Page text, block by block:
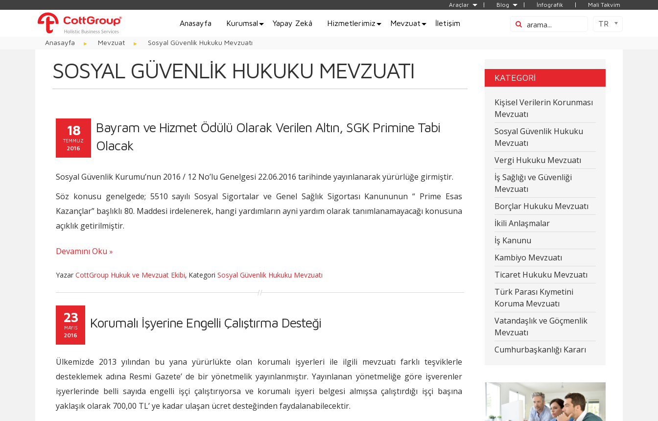
Araçlar Blog İnfografik Mali Takvim
Anasayfa Kurumsal Yapay Zekâ Hizmetlerimiz Mevzuat İletişim TR
Anasayfa Mevzuat Sosyal Güvenlik Hukuku Mevzuatı
SOSYAL GÜVENLIK HUKUKU MEVZUATI
18
TEMMUZ
2016
Bayram ve Hizmet Ödülü Olarak Verilen Altın, SGK Primine Tabi
Olacak
Sosyal Güvenlik Kurumu’nun 2016 / 12 No’lu Genelgesi 22.06.2016 tarihinde yayınlanarak yürürlüğe girmiştir.
Söz konusu genelgede; 5510 sayılı Sosyal Sigortalar ve Genel Sağlık Sigortası Kanununun “ Prime Esas
Kazançlar” başlıklı 80. Maddesi irdelenerek, hangi yardımların ayni yardım olarak tanımlanamayacağı konusuna
açıklık getirilmiştir.
Devamını Oku
Yazar CottGroup Hukuk ve Mevzuat Ekibi, Kategori Sosyal Güvenlik Hukuku Mevzuatı
23
MAYIS
2016
Korumalı İşyerine Engelli Çalıştırma Desteği
Ülkemizde 2013 yılından bu yana yürürlükte olan korumalı işyerleri ile ilgili mevzuatı farklı teşviklerle
desteklemek adına Resmi Gazete’ de bir yönetmelik yayınlanmıştır. Yayınlanan yönetmeliğe göre işverenler
işyerlerinde belli sayıda engelli işçi çalıştırıyorsa ve korumalı işyeri belgesi almışsa çalıştırdığı işçi başına
yaklaşık olarak 700,00 TL’ ye kadar ulaşan ücret desteğinden faydalanabilecektir.
KATEGORİ
Kişisel Verilerin Korunması
Mevzuatı
Sosyal Güvenlik Hukuku
Mevzuatı
Vergi Hukuku Mevzuatı
İş Sağlığı ve Güvenliği
Mevzuatı
Borçlar Hukuku Mevzuatı
İkili Anlaşmalar
İş Kanunu
Kambiyo Mevzuatı
Ticaret Hukuku Mevzuatı
Türk Parası Kıymetini
Koruma Mevzuatı
Vatandaşlık ve Göçmenlik
Mevzuatı
Cumhurbaşkanlığı Kararı